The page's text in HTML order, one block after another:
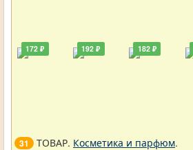
172 ₽ 192 ₽ 182 ₽
31 ТОВАР. Косметика и парфюм.